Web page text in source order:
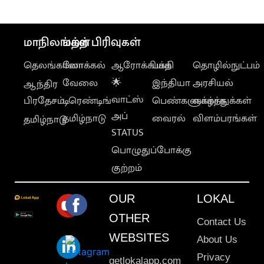
மாநிலங்கள்
தெலங்கானா
ஆந்திர
பிரதேசம்
தமிழ்நாடு
மற்ற பிரிவுகள்
லோக்கல்
வேலை
டிரெண்டிங்
தமிழ்நாடு
ஆரோக்கியம்
🌟
வாட்ஸ்
அப்
STATUS
பொழுதுப்போக்கு
குற்றம்
பக்தி
இந்தியா
பெண்களுக்காக
வைரல்
தொழில்நுட்பம்
அரசியல்
வாழ்த்துக்கள்
விளம்பரங்கள்
OUR
OTHER
WEBSITES
getlokalapp.com
LOKAL
Contact Us
About Us
Privacy